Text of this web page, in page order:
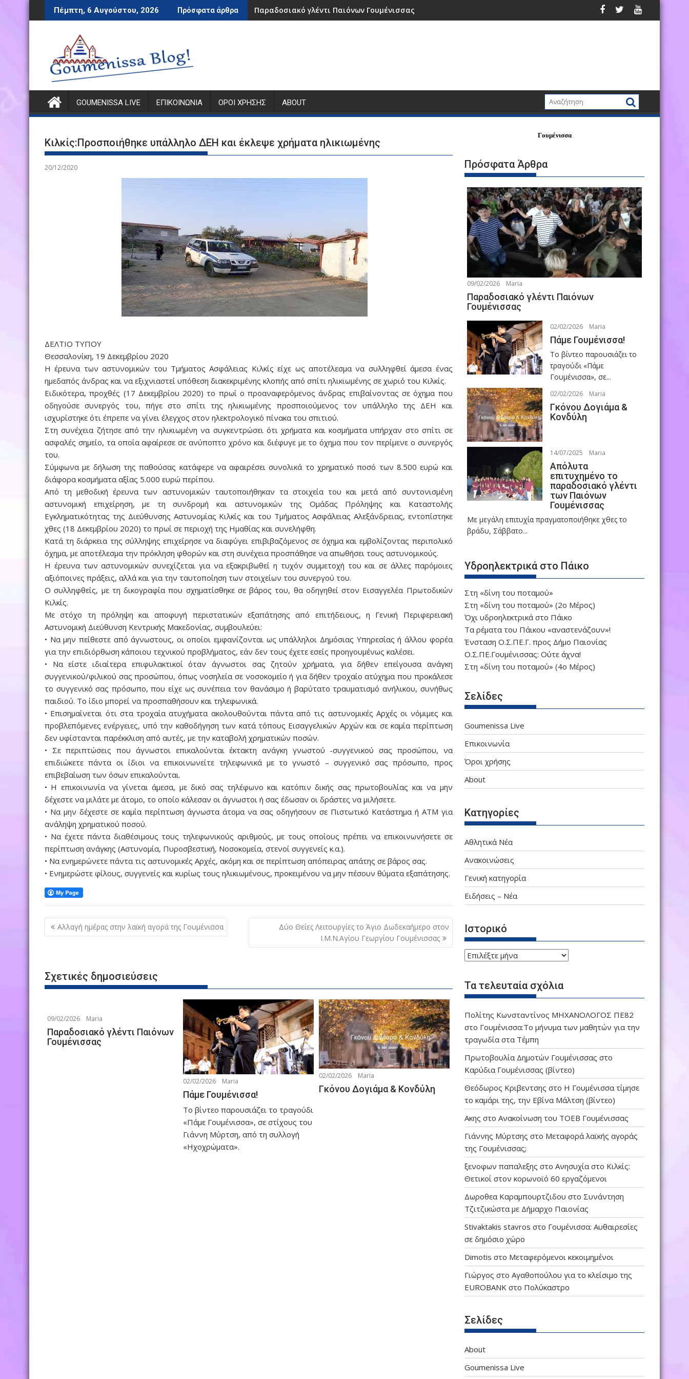
Περάστε
στο
Πέμπτη, 6 Αυγούστου, 2026 Πρόσφατα άρθρα Παραδοσιακό γλέντι Παιόνων Γουμένισσας
GOUMENISSA LIVE ΕΠΙΚΟΙΝΩΝΊΑ ΌΡΟΙ ΧΡΉΣΗΣ ABOUT
Κιλκίς:Προσποιήθηκε υπάλληλο ΔΕΗ και έκλεψε χρήματα ηλικιωμένης
20/12/2020
ΔΕΛΤΙΟ ΤΥΠΟΥ
Θεσσαλονίκη, 19 Δεκεμβρίου 2020
Η έρευνα των αστυνομικών του Τμήματος Ασφάλειας Κιλκίς είχε ως αποτέλεσμα να συλληφθεί άμεσα ένας
ημεδαπός άνδρας και να εξιχνιαστεί υπόθεση διακεκριμένης κλοπής από σπίτι ηλικιωμένης σε χωριό του Κιλκίς.
Ειδικότερα, προχθές (17 Δεκεμβρίου 2020) το πρωί ο προαναφερόμενος άνδρας επιβαίνοντας σε όχημα που
οδηγούσε συνεργός του, πήγε στο σπίτι της ηλικιωμένης προσποιούμενος τον υπάλληλο της ΔΕΗ και
ισχυρίστηκε ότι έπρεπε να γίνει έλεγχος στον ηλεκτρολογικό πίνακα του σπιτιού.
Στη συνέχεια ζήτησε από την ηλικιωμένη να συγκεντρώσει ότι χρήματα και κοσμήματα υπήρχαν στο σπίτι σε
ασφαλές σημείο, τα οποία αφαίρεσε σε ανύποπτο χρόνο και διέφυγε με το όχημα που τον περίμενε ο συνεργός
του.
Σύμφωνα με δήλωση της παθούσας κατάφερε να αφαιρέσει συνολικά το χρηματικό ποσό των 8.500 ευρώ και
διάφορα κοσμήματα αξίας 5.000 ευρώ περίπου.
Από τη μεθοδική έρευνα των αστυνομικών ταυτοποιήθηκαν τα στοιχεία του και μετά από συντονισμένη
αστυνομική επιχείρηση, με τη συνδρομή και αστυνομικών της Ομάδας Πρόληψης και Καταστολής
Εγκληματικότητας της Διεύθυνσης Αστυνομίας Κιλκίς και του Τμήματος Ασφάλειας Αλεξάνδρειας, εντοπίστηκε
χθες (18 Δεκεμβρίου 2020) το πρωί σε περιοχή της Ημαθίας και συνελήφθη.
Κατά τη διάρκεια της σύλληψης επιχείρησε να διαφύγει επιβιβαζόμενος σε όχημα και εμβολίζοντας περιπολικό
όχημα, με αποτέλεσμα την πρόκληση φθορών και στη συνέχεια προσπάθησε να απωθήσει τους αστυνομικούς.
Η έρευνα των αστυνομικών συνεχίζεται για να εξακριβωθεί η τυχόν συμμετοχή του και σε άλλες παρόμοιες
αξιόποινες πράξεις, αλλά και για την ταυτοποίηση των στοιχείων του συνεργού του.
Ο συλληφθείς, με τη δικογραφία που σχηματίσθηκε σε βάρος του, θα οδηγηθεί στον Εισαγγελέα Πρωτοδικών
Κιλκίς.
Με στόχο τη πρόληψη και αποφυγή περιστατικών εξαπάτησης από επιτήδειους, η Γενική Περιφερειακή
Αστυνομική Διεύθυνση Κεντρικής Μακεδονίας, συμβουλεύει:
• Να μην πείθεστε από άγνωστους, οι οποίοι εμφανίζονται ως υπάλληλοι Δημόσιας Υπηρεσίας ή άλλου φορέα
για την επιδιόρθωση κάποιου τεχνικού προβλήματος, εάν δεν τους έχετε εσείς προηγουμένως καλέσει.
• Να είστε ιδιαίτερα επιφυλακτικοί όταν άγνωστοι σας ζητούν χρήματα, για δήθεν επείγουσα ανάγκη
συγγενικού/φιλικού σας προσώπου, όπως νοσηλεία σε νοσοκομείο ή για δήθεν τροχαίο ατύχημα που προκάλεσε
το συγγενικό σας πρόσωπο, που είχε ως συνέπεια τον θανάσιμο ή βαρύτατο τραυματισμό ανήλικου, συνήθως
παιδιού. Το ίδιο μπορεί να προσπαθήσουν και τηλεφωνικά.
• Επισημαίνεται ότι στα τροχαία ατυχήματα ακολουθούνται πάντα από τις αστυνομικές Αρχές οι νόμιμες και
προβλεπόμενες ενέργειες, υπό την καθοδήγηση των κατά τόπους Εισαγγελικών Αρχών και σε καμία περίπτωση
δεν υφίστανται παρέκκλιση από αυτές, με την καταβολή χρηματικών ποσών.
• Σε περιπτώσεις που άγνωστοι επικαλούνται έκτακτη ανάγκη γνωστού -συγγενικού σας προσώπου, να
επιδιώκετε πάντα οι ίδιοι να επικοινωνείτε τηλεφωνικά με το γνωστό – συγγενικό σας πρόσωπο, προς
επιβεβαίωση των όσων επικαλούνται.
• Η επικοινωνία να γίνεται άμεσα, με δικό σας τηλέφωνο και κατόπιν δικής σας πρωτοβουλίας και να μην
δέχεστε να μιλάτε με άτομο, το οποίο κάλεσαν οι άγνωστοι ή σας έδωσαν οι δράστες να μιλήσετε.
• Να μην δέχεστε σε καμία περίπτωση άγνωστα άτομα να σας οδηγήσουν σε Πιστωτικό Κατάστημα ή ΑΤΜ για
ανάληψη χρηματικού ποσού.
• Να έχετε πάντα διαθέσιμους τους τηλεφωνικούς αριθμούς, με τους οποίους πρέπει να επικοινωνήσετε σε
περίπτωση ανάγκης (Αστυνομία, Πυροσβεστική, Νοσοκομεία, στενοί συγγενείς κ.α.).
• Να ενημερώνετε πάντα τις αστυνομικές Αρχές, ακόμη και σε περίπτωση απόπειρας απάτης σε βάρος σας.
• Ενημερώστε φίλους, συγγενείς και κυρίως τους ηλικιωμένους, προκειμένου να μην πέσουν θύματα εξαπάτησης.
Πλοήγηση
άρθρων
Αλλαγή ημέρας στην λαϊκή αγορά της Γουμένισσα
Δύο Θείες Λειτουργίες το Άγιο Δωδεκαήμερο στον
Ι.Μ.Ν.Αγίου Γεωργίου Γουμένισσας
Σχετικές δημοσιεύσεις
09/02/2026 Maria
Παραδοσιακό γλέντι Παιόνων
Γουμένισσας
02/02/2026 Maria
Πάμε Γουμένισσα!
Το βίντεο παρουσιάζει το τραγούδι
«Πάμε Γουμένισσα», σε στίχους του
Γιάννη Μύρτση, από τη συλλογή
«Ηχοχρώματα».
02/02/2026 Maria
Γκόνου Δογιάμα & Κονδύλη
Γουμένισσα
Πρόσφατα Άρθρα
09/02/2026 Maria
Παραδοσιακό γλέντι Παιόνων
Γουμένισσας
02/02/2026 Maria
Πάμε Γουμένισσα!
Το βίντεο παρουσιάζει το
τραγούδι «Πάμε
Γουμένισσα», σε...
02/02/2026 Maria
Γκόνου Δογιάμα &
Κονδύλη
14/07/2025 Maria
Απόλυτα
επιτυχημένο το
παραδοσιακό γλέντι
των Παιόνων
Γουμένισσας
Με μεγάλη επιτυχία πραγματοποιήθηκε χθες το
βράδυ, Σάββατο...
Υδροηλεκτρικά στο Πάικο
Στη «δίνη του ποταμού»
Στη «δίνη του ποταμού» (2ο Μέρος)
Όχι υδροηλεκτρικά στο Πάικο
Τα ρέματα του Πάικου «αναστενάζουν»!
Ένσταση Ο.Σ.ΠΕ.Γ. προς Δήμο Παιονίας
Ο.Σ.ΠΕ.Γουμένισσας: Ούτε άχνα!
Στη «δίνη του ποταμού» (4ο Μέρος)
Σελίδες
Goumenissa Live
Επικοινωνία
Όροι χρήσης
About
Κατηγορίες
Αθλητικά Νέα
Ανακοινώσεις
Γενική κατηγορία
Ειδήσεις – Νέα
Ιστορικό
Ιστορικό
Τα τελευταία σχόλια
Πολίτης Κωνσταντίνος ΜΗΧΑΝΟΛΟΓΟΣ ΠΕ82
στο Γουμένισσα:Το μήνυμα των μαθητών για την
τραγωδία στα Τέμπη
Πρωτοβουλία Δημοτών Γουμένισσας στο
Καρύδια Γουμένισσας (βίντεο)
Θεόδωρος Κριβεντσης στο Η Γουμένισσα τίμησε
το καμάρι της, την Εβίνα Μάλτση (βίντεο)
Ακης στο Ανακοίνωση του ΤΟΕΒ Γουμένισσας
Γιάννης Μύρτσης στο Μεταφορά λαϊκής αγοράς
της Γουμένισσας;
ξενοφων παπαλεξης στο Ανησυχία στο Κιλκίς:
Θετικοί στον κορωνοϊό 60 εργαζόμενοι
Δωροθεα Καραμπουρτζιδου στο Συνάντηση
Τζιτζικώστα με Δήμαρχο Παιονίας
Stivaktakis stavros στο Γουμένισσα: Αυθαιρεσίες
σε δημόσιο χώρο
Dimotis στο Μεταφερόμενοι κεκοιμημένοι
Γιώργος στο Αγαθοπούλου για το κλείσιμο της
EUROBANK στο Πολύκαστρο
Σελίδες
About
Goumenissa Live